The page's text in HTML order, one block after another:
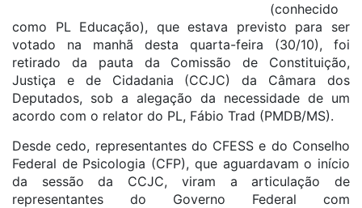
(conhecido
como PL Educação), que estava previsto para ser
votado na manhã desta quarta-feira (30/10), foi
retirado da pauta da Comissão de Constituição,
Justiça e de Cidadania (CCJC) da Câmara dos
Deputados, sob a alegação da necessidade de um
acordo com o relator do PL, Fábio Trad (PMDB/MS).
Desde cedo, representantes do CFESS e do Conselho
Federal de Psicologia (CFP), que aguardavam o início
da sessão da CCJC, viram a articulação de
representantes do Governo Federal com